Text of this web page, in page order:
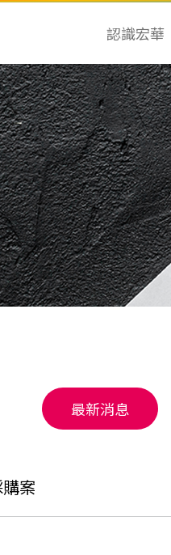
認識宏華
最新消息
案